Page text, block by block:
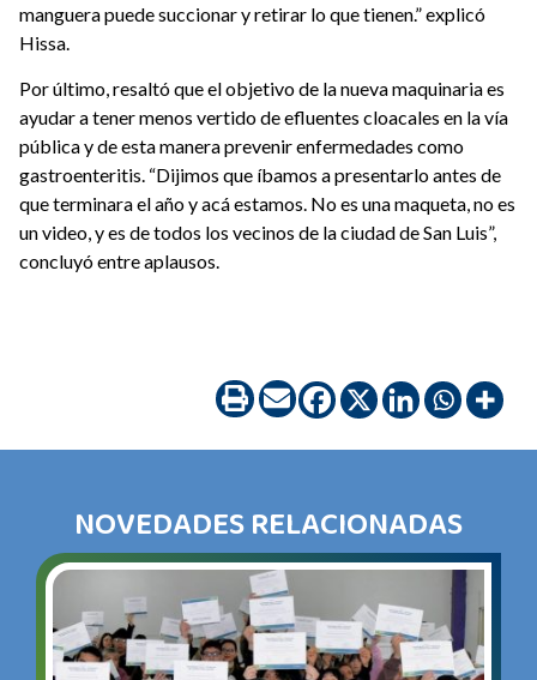
manguera puede succionar y retirar lo que tienen.” explicó
Hissa.
Por último, resaltó que el objetivo de la nueva maquinaria es
ayudar a tener menos vertido de efluentes cloacales en la vía
pública y de esta manera prevenir enfermedades como
gastroenteritis. “Dijimos que íbamos a presentarlo antes de
que terminara el año y acá estamos. No es una maqueta, no es
un video, y es de todos los vecinos de la ciudad de San Luis”,
concluyó entre aplausos.
NOVEDADES RELACIONADAS